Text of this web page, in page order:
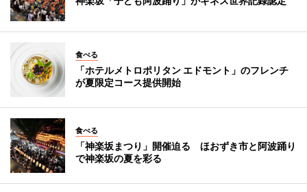
食べる
「ホテルメトロポリタン エドモント」のフレンチ
が夏限定コース提供開始
食べる
「神楽坂まつり」開催迫る ほおずき市と阿波踊り
で神楽坂の夏を彩る